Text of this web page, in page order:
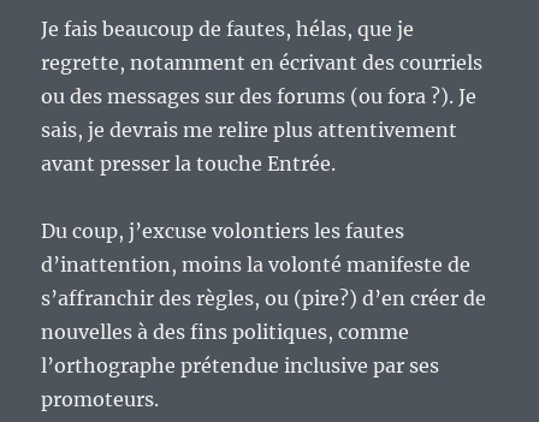
Je fais beaucoup de fautes, hélas, que je
regrette, notamment en écrivant des courriels
ou des messages sur des forums (ou fora ?). Je
sais, je devrais me relire plus attentivement
avant presser la touche Entrée.
Du coup, j’excuse volontiers les fautes
d’inattention, moins la volonté manifeste de
s’affranchir des règles, ou (pire?) d’en créer de
nouvelles à des fins politiques, comme
l’orthographe prétendue inclusive par ses
promoteurs.